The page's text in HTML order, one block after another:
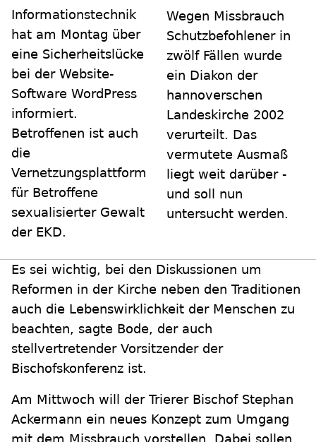
Informationstechnik
hat am Montag über
eine Sicherheitslücke
bei der Website-
Software WordPress
informiert.
Betroffenen ist auch
die
Vernetzungsplattform
für Betroffene
sexualisierter Gewalt
der EKD.
Wegen Missbrauch
Schutzbefohlener in
zwölf Fällen wurde
ein Diakon der
hannoverschen
Landeskirche 2002
verurteilt. Das
vermutete Ausmaß
liegt weit darüber -
und soll nun
untersucht werden.
Es sei wichtig, bei den Diskussionen um
Reformen in der Kirche neben den Traditionen
auch die Lebenswirklichkeit der Menschen zu
beachten, sagte Bode, der auch
stellvertretender Vorsitzender der
Bischofskonferenz ist.
Am Mittwoch will der Trierer Bischof Stephan
Ackermann ein neues Konzept zum Umgang